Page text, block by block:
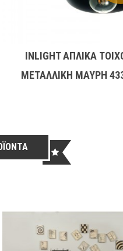
INLIGHT ΑΠΛΙΚΑ
ΜΕΤΑΛΛΙΚΗ ΜΑΥΡΗ